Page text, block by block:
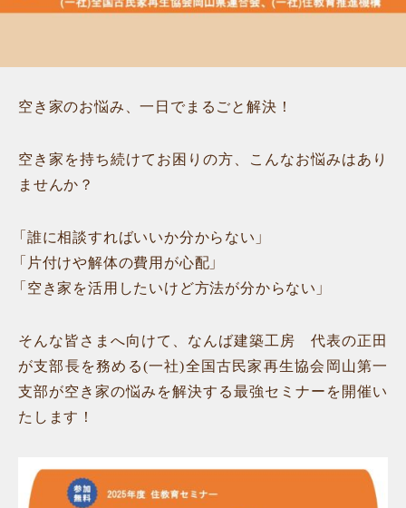
空き家のお悩み、一日でまるごと解決！
空き家を持ち続けてお困りの方、こんなお悩みはあり
ませんか？
「誰に相談すればいいか分からない」
「片付けや解体の費用が心配」
「空き家を活用したいけど方法が分からない」
そんな皆さまへ向けて、なんば建築工房 代表の正田
が支部長を務める(一社)全国古民家再生協会岡山第一
支部が空き家の悩みを解決する最強セミナーを開催い
たします！